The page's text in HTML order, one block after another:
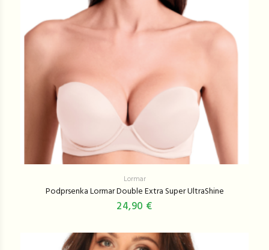
Lormar
Podprsenka Lormar Double Extra Super UltraShine
24,90 €